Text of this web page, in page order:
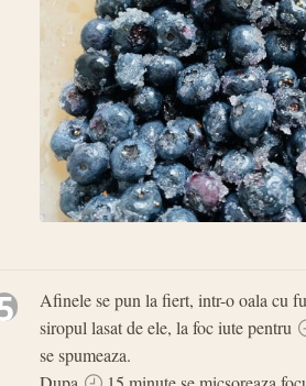
Afinele se pun la fiert, intr-o oala cu
siropul lasat de ele, la foc iute pentru
se spumeaza.